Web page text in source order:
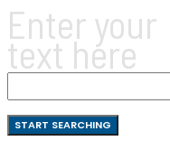
Enter your
text here